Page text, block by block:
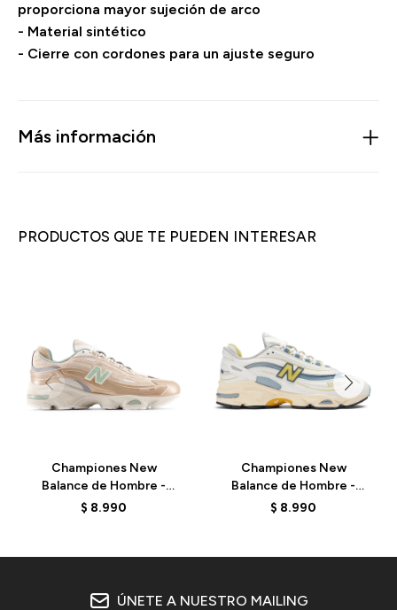
proporciona mayor sujeción de arco
- Material sintético
- Cierre con cordones para un ajuste seguro
Más información
PRODUCTOS QUE TE PUEDEN INTERESAR
Championes New
Balance de Hombre -
1000 - M1000DG -
$ 8.990
Championes New
Balance de Hombre -
1000 - M1000CA - SEA
$ 8.990
ÚNETE A NUESTRO MAILING